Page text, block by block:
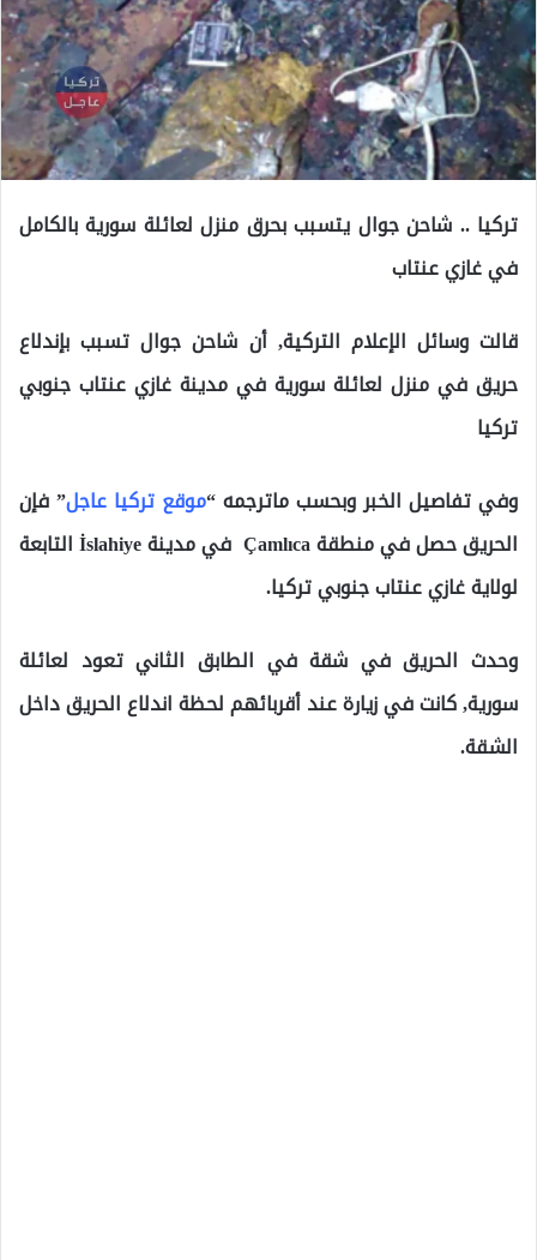
تركيا .. شاحن جوال يتسبب بحرق منزل لعائلة سورية بالكامل
في غازي عنتاب
قالت وسائل الإعلام التركية, أن شاحن جوال تسبب بإندلاع
حريق في منزل لعائلة سورية في مدينة غازي عنتاب جنوبي
تركيا
وفي تفاصيل الخبر وبحسب ماترجمه “موقع تركيا عاجل” فإن
الحريق حصل في منطقة Çamlıca في مدينة İslahiye التابعة
لولاية غازي عنتاب جنوبي تركيا.
وحدث الحريق في شقة في الطابق الثاني تعود لعائلة
سورية, كانت في زيارة عند أقربائهم لحظة اندلاع الحريق داخل
الشقة.